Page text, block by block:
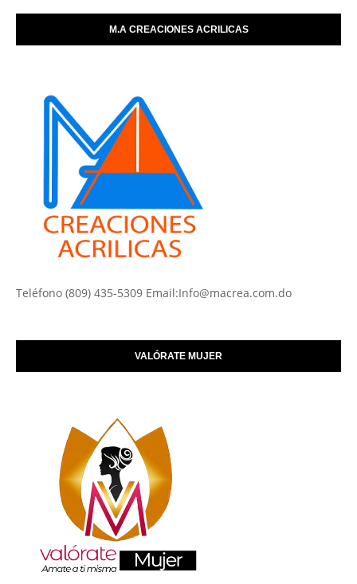
M.A CREACIONES ACRILICAS
Teléfono (809) 435-5309 Email:Info@macrea.com.do
VALÓRATE MUJER